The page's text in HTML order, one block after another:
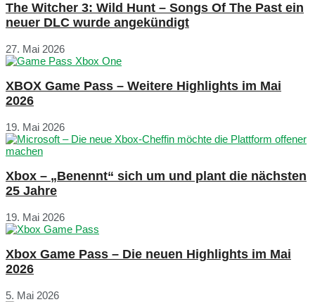
The Witcher 3: Wild Hunt – Songs Of The Past ein
neuer DLC wurde angekündigt
27. Mai 2026
XBOX Game Pass – Weitere Highlights im Mai
2026
19. Mai 2026
Xbox – „Benennt“ sich um und plant die nächsten
25 Jahre
19. Mai 2026
Xbox Game Pass – Die neuen Highlights im Mai
2026
5. Mai 2026